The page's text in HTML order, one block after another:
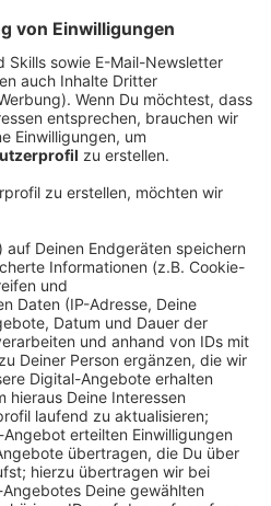
06:44
eines weißen SUVs
musste deshalb eine
verletzte sich dabei. Der
Unfallort. Trotz einiger
haben, ist das
noch unbekannt. Die
Zeugen, sich bei ihr zu